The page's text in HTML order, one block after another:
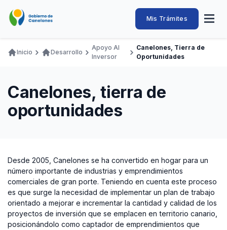
contenido
Intendencia
de
Canelones
Abrir
Navegación
Mis Trámites
Ingresar
Llamados Laborales
Adquisiciones
Canelones Te Escucha
Ruta
navegación
Inicio Desarrollo
Apoyo Al
Inversor
Canelones, Tierra de
Oportunidades
Canelones, tierra de
oportunidades
Desde 2005, Canelones se ha convertido en hogar para un
número importante de industrias y emprendimientos
comerciales de gran porte. Teniendo en cuenta este proceso
es que surge la necesidad de implementar un plan de trabajo
orientado a mejorar e incrementar la cantidad y calidad de los
proyectos de inversión que se emplacen en territorio canario,
posicionándolo como captador de emprendimientos que